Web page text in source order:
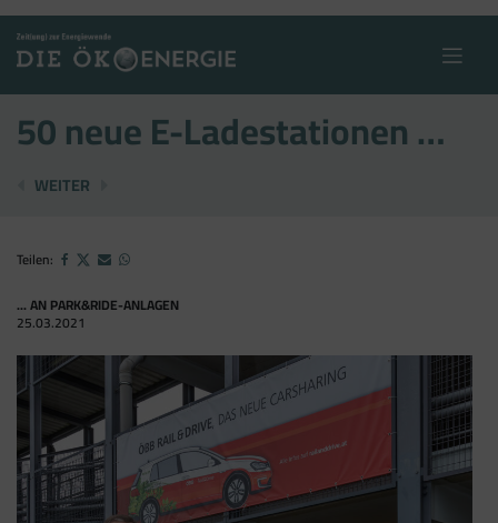
content
50 neue E-Ladestationen …
NEUES VORSTANDSDUO AM START
WEITER
Teilen:
... AN PARK&RIDE-ANLAGEN
25.03.2021